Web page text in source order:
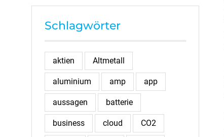
Schlagwörter
aktien Altmetall
aluminium amp app
aussagen batterie
business cloud CO2